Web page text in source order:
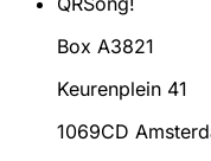
Box A3821
Keurenplein 41
1069CD